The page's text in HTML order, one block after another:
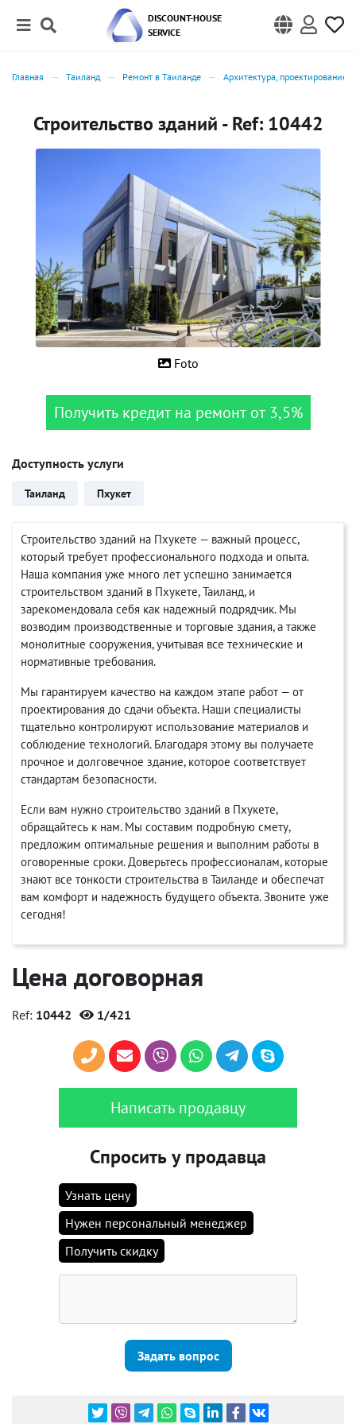
DISCOUNT-HOUSE
SERVICE
Главная Таиланд Ремонт в Таиланде Архитектура, проектирование,
Строительство зданий - Ref: 10442
Foto
Получить кредит на ремонт от 3,5%
Доступность услуги
Таиланд Пхукет
Строительство зданий на Пхукете — важный процесс,
который требует профессионального подхода и опыта.
Наша компания уже много лет успешно занимается
строительством зданий в Пхукете, Таиланд, и
зарекомендовала себя как надежный подрядчик. Мы
возводим производственные и торговые здания, а также
монолитные сооружения, учитывая все технические и
нормативные требования.
Мы гарантируем качество на каждом этапе работ — от
проектирования до сдачи объекта. Наши специалисты
тщательно контролируют использование материалов и
соблюдение технологий. Благодаря этому вы получаете
прочное и долговечное здание, которое соответствует
стандартам безопасности.
Если вам нужно строительство зданий в Пхукете,
обращайтесь к нам. Мы составим подробную смету,
предложим оптимальные решения и выполним работы в
оговоренные сроки. Доверьтесь профессионалам, которые
знают все тонкости строительства в Таиланде и обеспечат
вам комфорт и надежность будущего объекта. Звоните уже
сегодня!
Цена договорная
Ref: 10442 1/421
Написать продавцу
Спросить у продавца
Узнать цену
Нужен персональный менеджер
Получить скидку
Задать вопрос